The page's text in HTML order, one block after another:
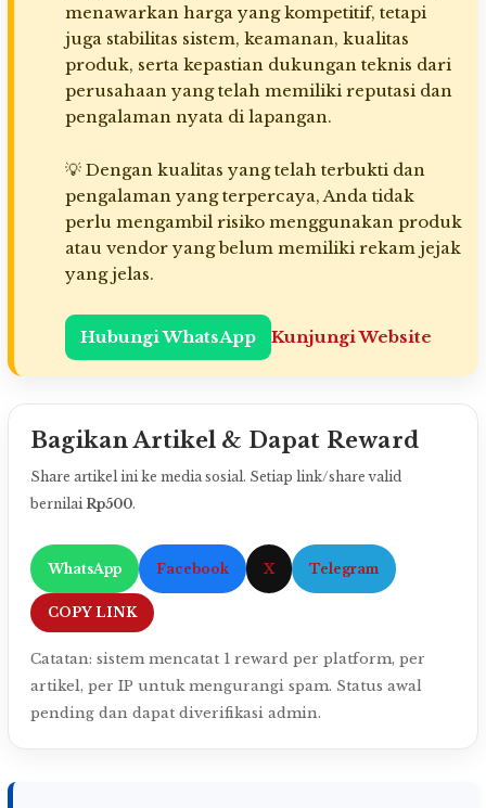
menawarkan harga yang kompetitif, tetapi
juga stabilitas sistem, keamanan, kualitas
produk, serta kepastian dukungan teknis dari
perusahaan yang telah memiliki reputasi dan
pengalaman nyata di lapangan.
💡 Dengan kualitas yang telah terbukti dan
pengalaman yang terpercaya, Anda tidak
perlu mengambil risiko menggunakan produk
atau vendor yang belum memiliki rekam jejak
yang jelas.
Hubungi WhatsApp Kunjungi Website
Bagikan Artikel & Dapat Reward
Share artikel ini ke media sosial. Setiap link/share valid
bernilai Rp500.
WhatsApp Facebook X Telegram
COPY LINK
Catatan: sistem mencatat 1 reward per platform, per
artikel, per IP untuk mengurangi spam. Status awal
pending dan dapat diverifikasi admin.